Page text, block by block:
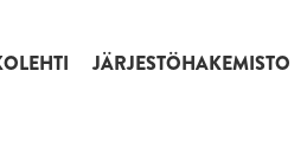
JÄRJESTÖHAKEMISTO